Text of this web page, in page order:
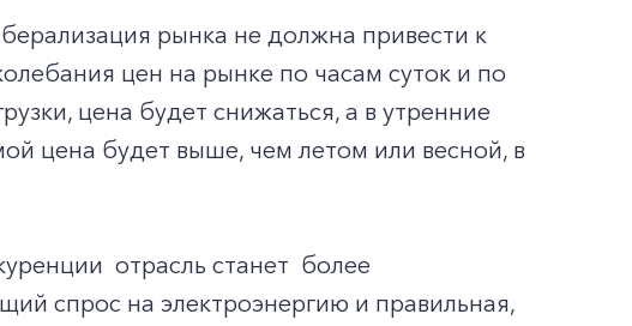
рынка не должна привести к
цен на рынке по часам суток и по
цена будет снижаться, а в утренние
цена будет выше, чем летом или весной, в
отрасль станет более
спрос на электроэнергию и правильная,